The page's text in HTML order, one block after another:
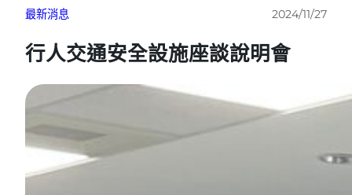
最新消息 2024/11/27
行人交通安全設施座談說明會